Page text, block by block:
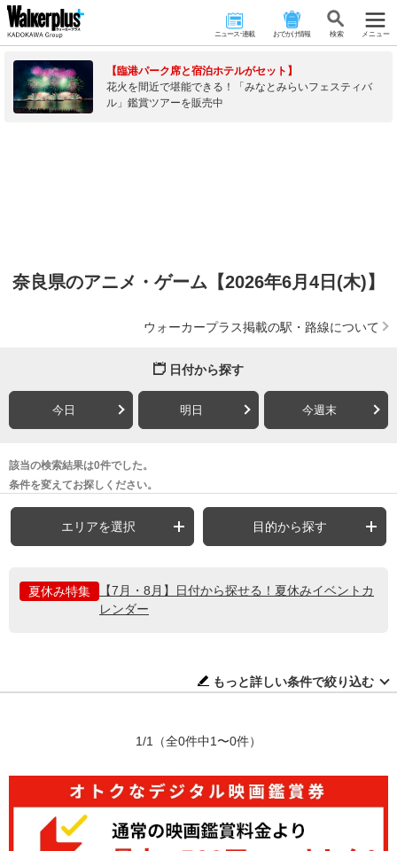
ニュース･連載 おでかけ情報 検 索 メニュー
【臨港パーク席と宿泊ホテルがセット】
花火を間近で堪能できる！「みなとみらいフェスティバ
ル」鑑賞ツアーを販売中
奈良県のアニメ・ゲーム【2026年6月4日(木)】
ウォーカープラス掲載の駅・路線について
日付から探す
今日 明日 今週末
該当の検索結果は0件でした。
条件を変えてお探しください。
エリアを選択 目的から探す
夏休み特集
【7月・8月】日付から探せる！夏休みイベントカ
レンダー
もっと詳しい条件で絞り込む
1/1 （全0件中1〜0件）